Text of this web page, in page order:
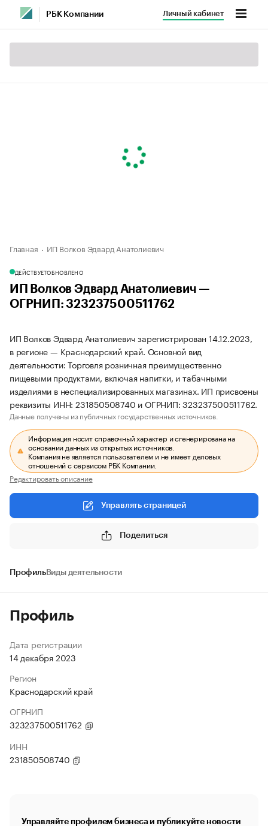
РБК Компании Личный кабинет
Главная ИП Волков Эдвард Анатолиевич
ДЕЙСТВУЕТОБНОВЛЕНО
ИП Волков Эдвард Анатолиевич —
ОГРНИП: 323237500511762
ИП Волков Эдвард Анатолиевич зарегистрирован 14.12.2023,
в регионе — Краснодарский край. Основной вид
деятельности: Торговля розничная преимущественно
пищевыми продуктами, включая напитки, и табачными
изделиями в неспециализированных магазинах. ИП присвоены
реквизиты ИНН: 231850508740 и ОГРНИП: 323237500511762.
Данные получены из публичных государственных источников.
Информация носит справочный характер и сгенерирована на
основании данных из открытых источников.
Компания не является пользователем и не имеет деловых
отношений с сервисом РБК Компании.
Редактировать описание
Управлять страницей
Поделиться
ПрофильВиды деятельности
Профиль
Дата регистрации
14 декабря 2023
Регион
Краснодарский край
ОГРНИП
323237500511762
ИНН
231850508740
Управляйте профилем бизнеса и публикуйте новости